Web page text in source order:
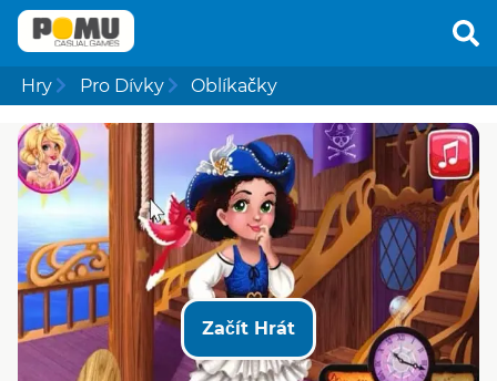
Hry Pro Dívky Oblíkačky
Začít Hrát